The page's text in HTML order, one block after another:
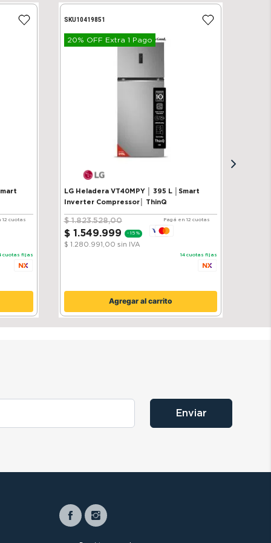
12 cuotas
cuotas fijas
SKU10419851
20% OFF Extra 1 Pago
LG Heladera VT40MPY │ 395 L │Smart
Inverter Compressor│ ThinQ
$ 1.823.528,00
$ 1 .549.999 - 15 %
$ 1.280.991,00 sin IVA
Pagá en 12 cuotas
14 cuotas fijas
Agregar al carrito
Enviar